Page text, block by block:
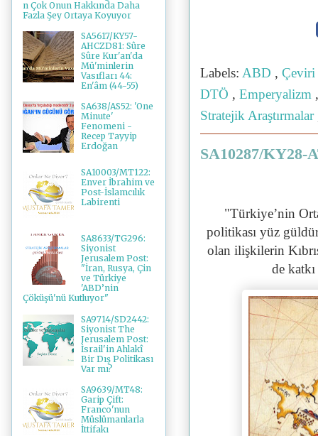
Labels: ABD , Çeviri
DTÖ , Emperyalizm
Stratejik Araştırmalar
SA10287/KY28-
"Türkiye’nin
politikası yüz
olan ilişkilerin
de
n Çok Onun Hakkında Daha
Fazla Şey Ortaya Koyuyor
SA5617/KY57-
AHCZD81: Sûre
Sûre Kur'an'da
Mü'minlerin
Vasıfları 44:
En'âm (44-55)
SA638/AS52: 'One
Minute'
Fenomeni -
Recep Tayyip
Erdoğan
SA10003/MT122:
Enver İbrahim ve
Post-İslamcılık
Labirenti
SA8633/TG296:
Siyonist
Jerusalem Post:
"İran, Rusya, Çin
ve Türkiye
'ABD’nin
Çöküşü'nü Kutluyor"
SA9714/SD2442:
Siyonist The
Jerusalem Post:
İsrail'in Ahlakî
Bir Dış Politikası
Var mı?
SA9639/MT48:
Garip Çift:
Franco'nun
Müslümanlarla
İttifakı